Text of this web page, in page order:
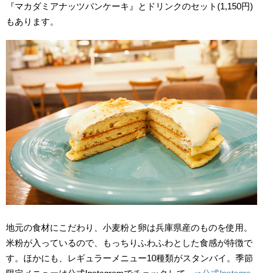
『マカダミアナッツパンケーキ』とドリンクのセット (1,150円)
もあります。
地元の食材にこだわり、小麦粉と卵は兵庫県産のものを使用。
米粉が入っているので、もっちりふわふわとした食感が特徴で
す。ほかにも、レギュラーメニュー10種類がスタンバイ。季節